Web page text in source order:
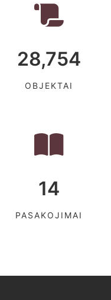
28,754
OBJEKTAI
14
PASAKOJIMAI